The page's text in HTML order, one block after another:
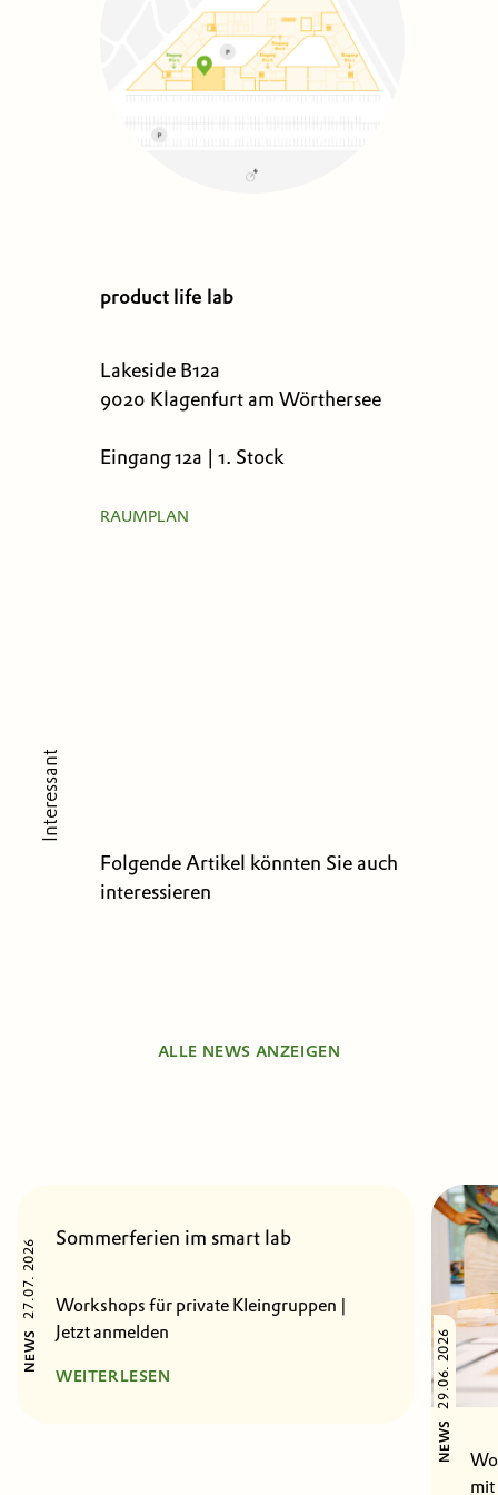
product life lab
Lakeside B12a
9020 Klagenfurt am Wörthersee
Eingang 12a | 1. Stock
RAUMPLAN
Interessant
Folgende Artikel könnten Sie auch
interessieren
ALLE NEWS ANZEIGEN
NEWS
27.07. 2026 Sommerferien im smart lab
Workshops für private Kleingruppen |
Jetzt anmelden
WEITERLESEN
NEWS
29.06. 2026
mit